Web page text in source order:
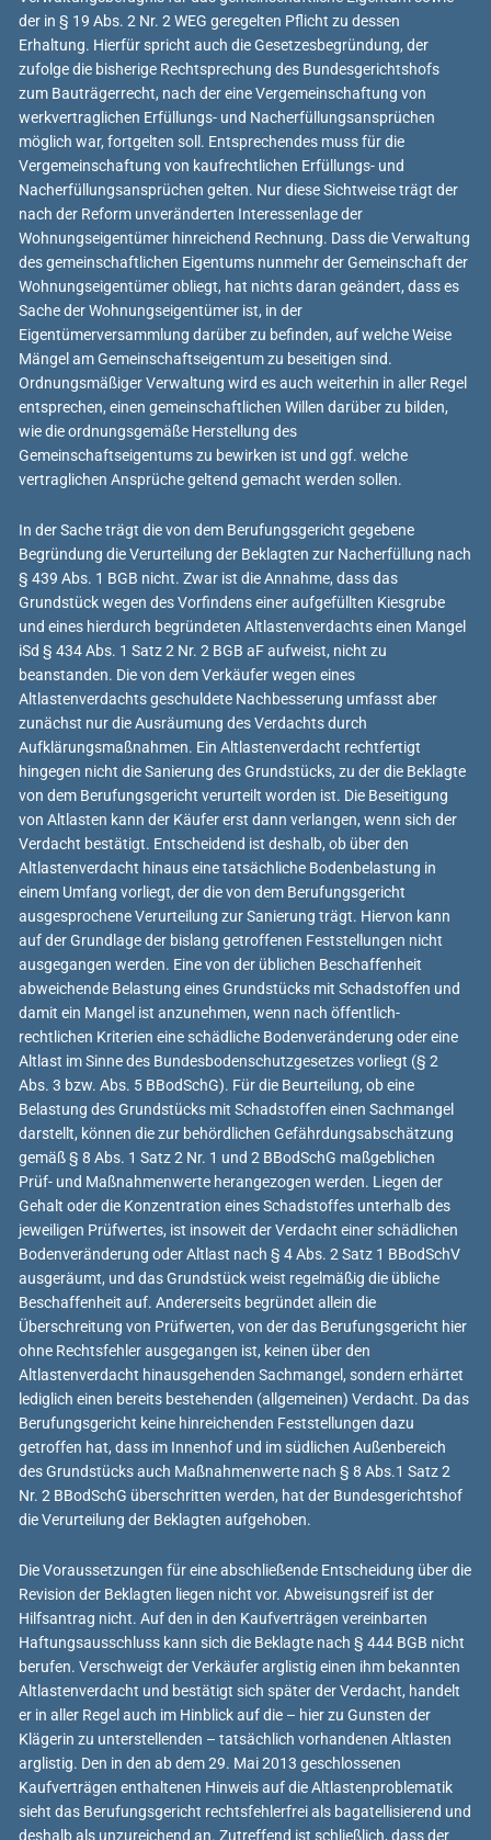
der in § 19 Abs. 2 Nr. 2 WEG geregelten Pflicht zu dessen
Erhaltung. Hierfür spricht auch die Gesetzesbegründung, der
zufolge die bisherige Rechtsprechung des Bundesgerichtshofs
zum Bauträgerrecht, nach der eine Vergemeinschaftung von
werkvertraglichen Erfüllungs- und Nacherfüllungsansprüchen
möglich war, fortgelten soll. Entsprechendes muss für die
Vergemeinschaftung von kaufrechtlichen Erfüllungs- und
Nacherfüllungsansprüchen gelten. Nur diese Sichtweise trägt der
nach der Reform unveränderten Interessenlage der
Wohnungseigentümer hinreichend Rechnung. Dass die Verwaltung
des gemeinschaftlichen Eigentums nunmehr der Gemeinschaft der
Wohnungseigentümer obliegt, hat nichts daran geändert, dass es
Sache der Wohnungseigentümer ist, in der
Eigentümerversammlung darüber zu befinden, auf welche Weise
Mängel am Gemeinschaftseigentum zu beseitigen sind.
Ordnungsmäßiger Verwaltung wird es auch weiterhin in aller Regel
entsprechen, einen gemeinschaftlichen Willen darüber zu bilden,
wie die ordnungsgemäße Herstellung des
Gemeinschaftseigentums zu bewirken ist und ggf. welche
vertraglichen Ansprüche geltend gemacht werden sollen.
In der Sache trägt die von dem Berufungsgericht gegebene
Begründung die Verurteilung der Beklagten zur Nacherfüllung nach
§ 439 Abs. 1 BGB nicht. Zwar ist die Annahme, dass das
Grundstück wegen des Vorfindens einer aufgefüllten Kiesgrube
und eines hierdurch begründeten Altlastenverdachts einen Mangel
iSd § 434 Abs. 1 Satz 2 Nr. 2 BGB aF aufweist, nicht zu
beanstanden. Die von dem Verkäufer wegen eines
Altlastenverdachts geschuldete Nachbesserung umfasst aber
zunächst nur die Ausräumung des Verdachts durch
Aufklärungsmaßnahmen. Ein Altlastenverdacht rechtfertigt
hingegen nicht die Sanierung des Grundstücks, zu der die Beklagte
von dem Berufungsgericht verurteilt worden ist. Die Beseitigung
von Altlasten kann der Käufer erst dann verlangen, wenn sich der
Verdacht bestätigt. Entscheidend ist deshalb, ob über den
Altlastenverdacht hinaus eine tatsächliche Bodenbelastung in
einem Umfang vorliegt, der die von dem Berufungsgericht
ausgesprochene Verurteilung zur Sanierung trägt. Hiervon kann
auf der Grundlage der bislang getroffenen Feststellungen nicht
ausgegangen werden. Eine von der üblichen Beschaffenheit
abweichende Belastung eines Grundstücks mit Schadstoffen und
damit ein Mangel ist anzunehmen, wenn nach öffentlich-
rechtlichen Kriterien eine schädliche Bodenveränderung oder eine
Altlast im Sinne des Bundesbodenschutzgesetzes vorliegt (§ 2
Abs. 3 bzw. Abs. 5 BBodSchG). Für die Beurteilung, ob eine
Belastung des Grundstücks mit Schadstoffen einen Sachmangel
darstellt, können die zur behördlichen Gefährdungsabschätzung
gemäß § 8 Abs. 1 Satz 2 Nr. 1 und 2 BBodSchG maßgeblichen
Prüf- und Maßnahmenwerte herangezogen werden. Liegen der
Gehalt oder die Konzentration eines Schadstoffes unterhalb des
jeweiligen Prüfwertes, ist insoweit der Verdacht einer schädlichen
Bodenveränderung oder Altlast nach § 4 Abs. 2 Satz 1 BBodSchV
ausgeräumt, und das Grundstück weist regelmäßig die übliche
Beschaffenheit auf. Andererseits begründet allein die
Überschreitung von Prüfwerten, von der das Berufungsgericht hier
ohne Rechtsfehler ausgegangen ist, keinen über den
Altlastenverdacht hinausgehenden Sachmangel, sondern erhärtet
lediglich einen bereits bestehenden (allgemeinen) Verdacht. Da das
Berufungsgericht keine hinreichenden Feststellungen dazu
getroffen hat, dass im Innenhof und im südlichen Außenbereich
des Grundstücks auch Maßnahmenwerte nach § 8 Abs.1 Satz 2
Nr. 2 BBodSchG überschritten werden, hat der Bundesgerichtshof
die Verurteilung der Beklagten aufgehoben.
Die Voraussetzungen für eine abschließende Entscheidung über die
Revision der Beklagten liegen nicht vor. Abweisungsreif ist der
Hilfsantrag nicht. Auf den in den Kaufverträgen vereinbarten
Haftungsausschluss kann sich die Beklagte nach § 444 BGB nicht
berufen. Verschweigt der Verkäufer arglistig einen ihm bekannten
Altlastenverdacht und bestätigt sich später der Verdacht, handelt
er in aller Regel auch im Hinblick auf die – hier zu Gunsten der
Klägerin zu unterstellenden – tatsächlich vorhandenen Altlasten
arglistig. Den in den ab dem 29. Mai 2013 geschlossenen
Kaufverträgen enthaltenen Hinweis auf die Altlastenproblematik
sieht das Berufungsgericht rechtsfehlerfrei als bagatellisierend und
deshalb als unzureichend an. Zutreffend ist schließlich, dass der